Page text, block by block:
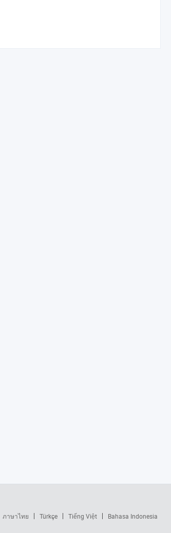
ภาษาไทย Türkçe Tiếng Việt Bahasa Indonesia